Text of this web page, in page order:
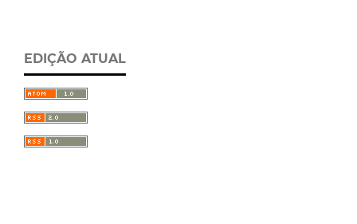
EDIÇÃO ATUAL